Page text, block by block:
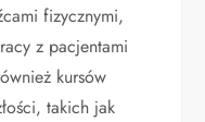
fizycznymi,
z pacjentami
kursów
takich jak